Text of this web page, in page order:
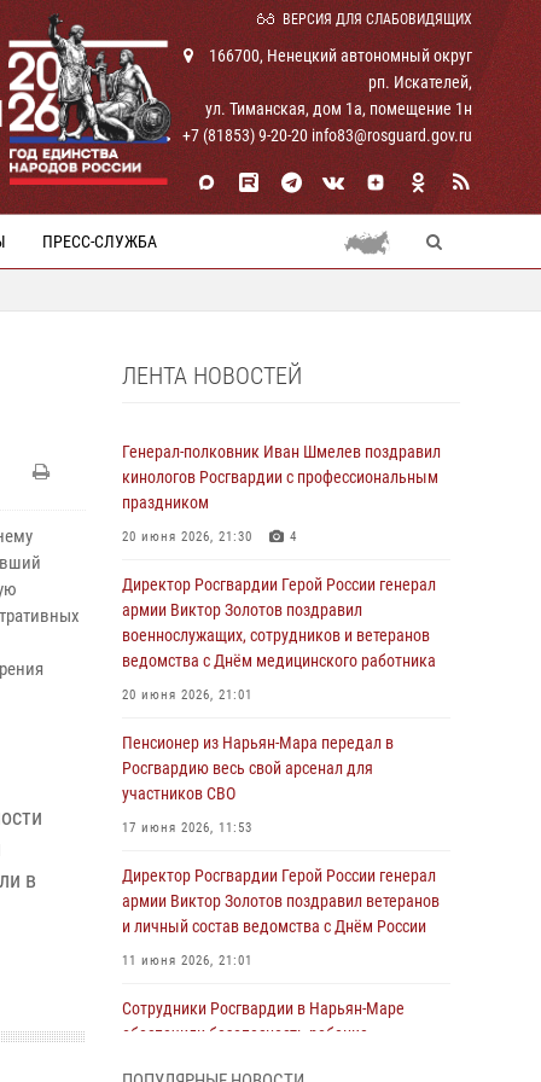
ВЕРСИЯ ДЛЯ СЛАБОВИДЯЩИХ
166700, Ненецкий автономный округ
рп. Искателей,
ул. Тиманская, дом 1а, помещение 1н
+7 (81853) 9-20-20 info83@rosguard.gov.ru
ПРЕСС-СЛУЖБА
в
ЛЕНТА НОВОСТЕЙ
Генерал-полковник Иван Шмелев поздравил
кинологов Росгвардии с профессиональным
праздником
20 июня 2026, 21:30 4
Директор Росгвардии Герой России генерал
армии Виктор Золотов поздравил
военнослужащих, сотрудников и ветеранов
ведомства с Днём медицинского работника
20 июня 2026, 21:01
Пенсионер из Нарьян-Мара передал в
Росгвардию весь свой арсенал для
участников СВО
17 июня 2026, 11:53
Директор Росгвардии Герой России генерал
армии Виктор Золотов поздравил ветеранов
и личный состав ведомства с Днём России
11 июня 2026, 21:01
Сотрудники Росгвардии в Нарьян-Маре
обеспечили безопасность ребенка,